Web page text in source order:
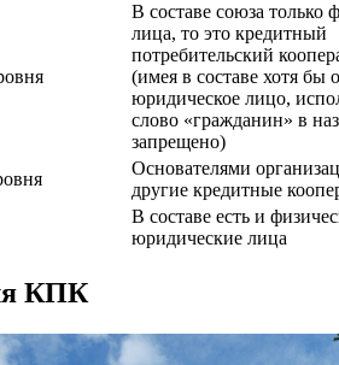
В составе союза только
лица, то это кредитный
потребительский
(имея в составе хотя бы
юридическое лицо,
слово «гражданин» в
запрещено)
Основателями
другие кредитные
В составе есть и
юридические лица
КПК